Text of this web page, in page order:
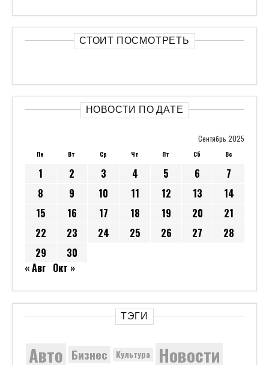
СТОИТ ПОСМОТРЕТЬ
НОВОСТИ ПО ДАТЕ
Сентябрь 2025
Пн Вт Ср Чт Пт Сб Вс
1 2 3 4 5 6
7
8
9 10 11 12 13
14
15
16 17 18 19 20
21
22
23 24 25 26 27
28
29
30
« Авг Окт »
ТЭГИ
Авто Бизнес Культура Новости